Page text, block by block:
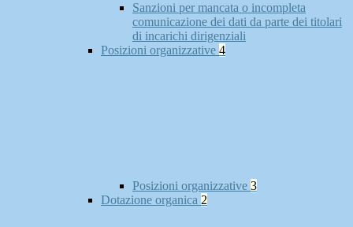
Sanzioni per mancata o incompleta
comunicazione dei dati da parte dei titolari
di incarichi dirigenziali
Posizioni organizzative 4
Posizioni organizzative 3
Dotazione organica 2